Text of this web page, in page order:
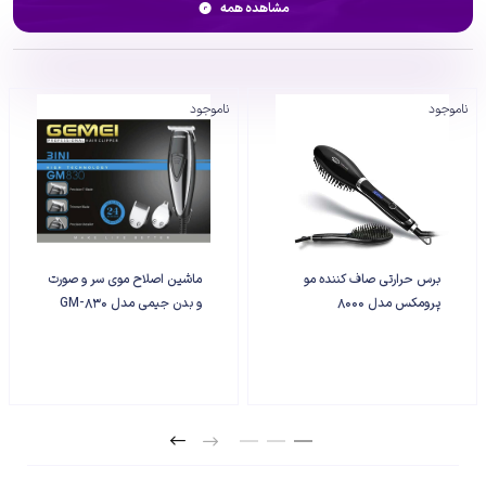
150 دقیقه کامل شارژ می‌شود و به مدت 240 دقیقه (4 ساعت) پس از شارژ
به صورت بی‌سیم قابل استفاده است. همچنین این دستگاه با اتصال
مشاهده همه
برس حرارتی صاف کننده مو
پرومکس مدل 8000
ناموجود
ماشین اصلاح موی سر و صورت
و بدن جیمی مدل GM-830
ناموجود